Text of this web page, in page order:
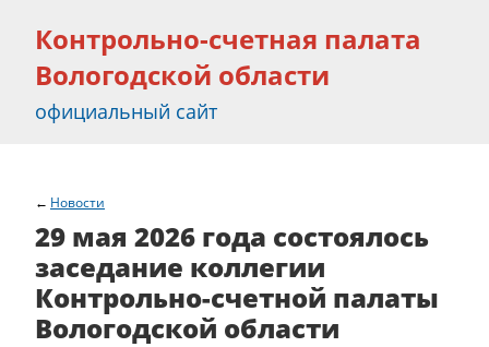
Контрольно-счетная палата
Вологодской области
официальный сайт
Новости
29 мая 2026 года состоялось
заседание коллегии
Контрольно-счетной палаты
Вологодской области